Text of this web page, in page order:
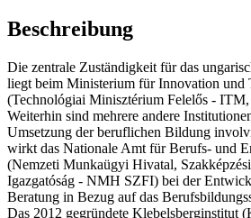
Beschreibung
Die zentrale Zuständigkeit für das
liegt beim Ministerium für Innovation und
(Technológiai Minisztérium Felelős - ITM,
Weiterhin sind mehrere andere
Umsetzung der beruflichen Bildung
wirkt das Nationale Amt für Berufs- und
(Nemzeti Munkaügyi Hivatal,
Igazgatóság - NMH SZFI) bei der
Beratung in Bezug auf das
Das 2012 gegründete Klebelsberginstitut